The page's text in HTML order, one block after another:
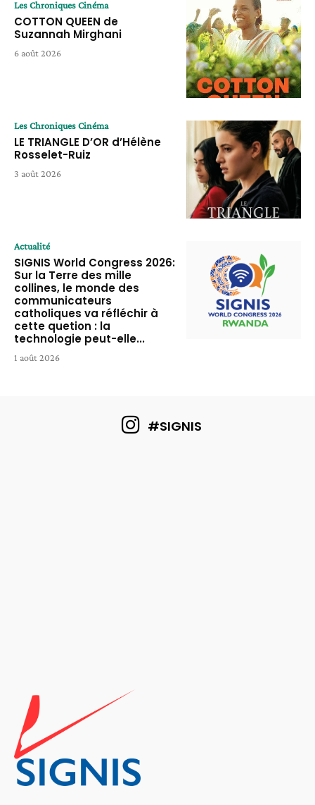
Les Chroniques Cinéma
COTTON QUEEN de
Suzannah Mirghani
6 août 2026
Les Chroniques Cinéma
LE TRIANGLE D’OR d’Hélène
Rosselet-Ruiz
3 août 2026
Actualité
SIGNIS World Congress 2026:
Sur la Terre des mille
collines, le monde des
communicateurs
catholiques va réfléchir à
cette quetion : la
technologie peut-elle...
1 août 2026
#SIGNIS